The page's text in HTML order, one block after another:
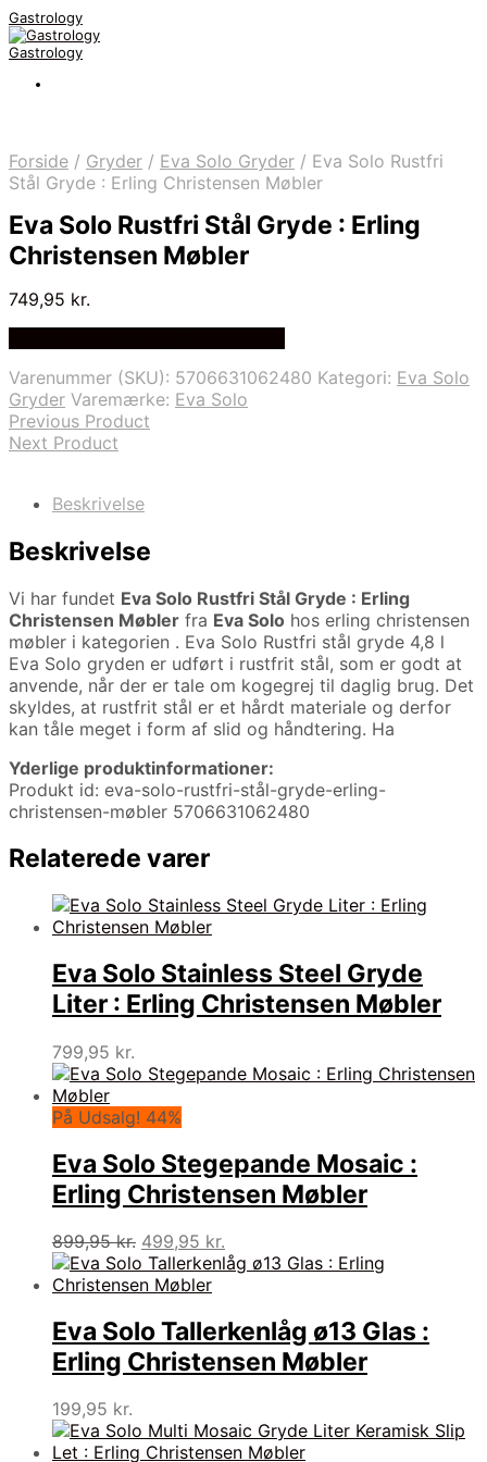
Gastrology
Gastrology
Forside / Gryder / Eva Solo Gryder / Eva Solo Rustfri
Stål Gryde : Erling Christensen Møbler
Eva Solo Rustfri Stål Gryde : Erling
Christensen Møbler
749,95 kr.
Varenummer (SKU): 5706631062480 Kategori: Eva Solo
Gryder Varemærke: Eva Solo
Previous Product
Next Product
Beskrivelse
Beskrivelse
Vi har fundet Eva Solo Rustfri Stål Gryde : Erling
Christensen Møbler fra Eva Solo hos erling christensen
møbler i kategorien . Eva Solo Rustfri stål gryde 4,8 l
Eva Solo gryden er udført i rustfrit stål, som er godt at
anvende, når der er tale om kogegrej til daglig brug. Det
skyldes, at rustfrit stål er et hårdt materiale og derfor
kan tåle meget i form af slid og håndtering. Ha
Yderlige produktinformationer:
Produkt id: eva-solo-rustfri-stål-gryde-erling-
christensen-møbler 5706631062480
Relaterede varer
Eva Solo Stainless Steel Gryde
Liter : Erling Christensen Møbler
799,95 kr.
På Udsalg! 44%
Eva Solo Stegepande Mosaic :
Erling Christensen Møbler
899,95kr. Den
oprindelige
pris
899,95 kr..
499,95 kr.
aktuelle
499,95 kr..
Eva Solo Tallerkenlåg ø13 Glas :
Erling Christensen Møbler
199,95 kr.